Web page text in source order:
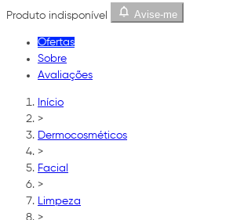
Produto indisponível
Avise-me
Ofertas
Sobre
Avaliações
Início
>
Dermocosméticos
>
Facial
>
Limpeza